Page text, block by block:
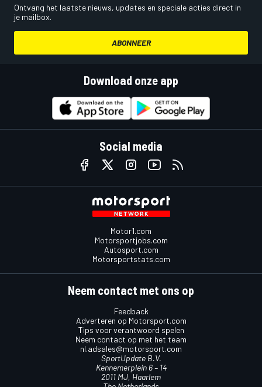
Ontvang het laatste nieuws, updates en speciale acties direct in
je mailbox.
ABONNEER
Download onze app
Social media
Motor1.com
Motorsportjobs.com
Autosport.com
Motorsportstats.com
Neem contact met ons op
Feedback
Adverteren op Motorsport.com
Tips voor verantwoord spelen
Neem contact op met het team
nl.adsales@motorsport.com
SportUpdate B.V.
Kennemerplein 6 – 14
2011 MJ, Haarlem